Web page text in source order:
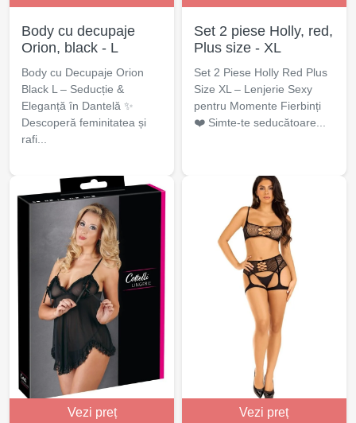
Body cu decupaje
Orion, black - L
Body cu Decupaje Orion
Black L – Seducție &
Eleganță în Dantelă ✨
Descoperă feminitatea și
rafi...
Set 2 piese Holly, red,
Plus size - XL
Set 2 Piese Holly Red Plus
Size XL – Lenjerie Sexy
pentru Momente Fierbinți
❤️ Simte-te seducătoare...
Vezi preț Vezi preț